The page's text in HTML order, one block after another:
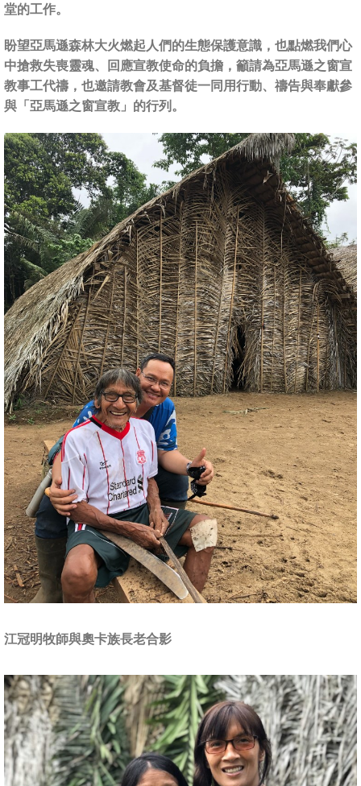
堂的工作。
盼望亞馬遜森林大火燃起人們的生態保護意識，也點燃我們心
中搶救失喪靈魂、回應宣教使命的負擔，籲請為亞馬遜之窗宣
教事工代禱，也邀請教會及基督徒一同用行動、禱告與奉獻參
與「亞馬遜之窗宣教」的行列。
江冠明牧師與奧卡族長老合影